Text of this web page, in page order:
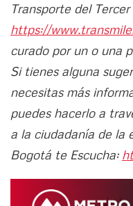
Transporte del
https://
curado por un o una
Si tienes alguna
necesitas más
puedes hacerlo a
a la ciudadanía de la
Bogotá te Escucha: